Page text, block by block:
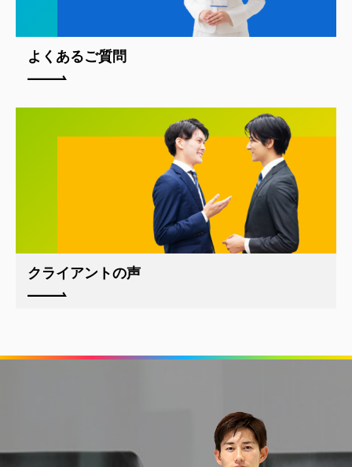
よくあるご質問
クライアントの声